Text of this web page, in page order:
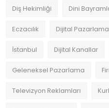
Diş Hekimliği Dini
Eczacılık Dijital
İstanbul Dijital Kanallar
Geleneksel Pazarlama
Televizyon Reklamları